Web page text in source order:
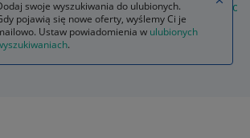
własnym logo brelok lego brelok z logo
swoje wyszukiwania do ulubionych.
pojawią się nowe oferty, wyślemy Ci je
Ustaw powiadomienia w ulubionych
.